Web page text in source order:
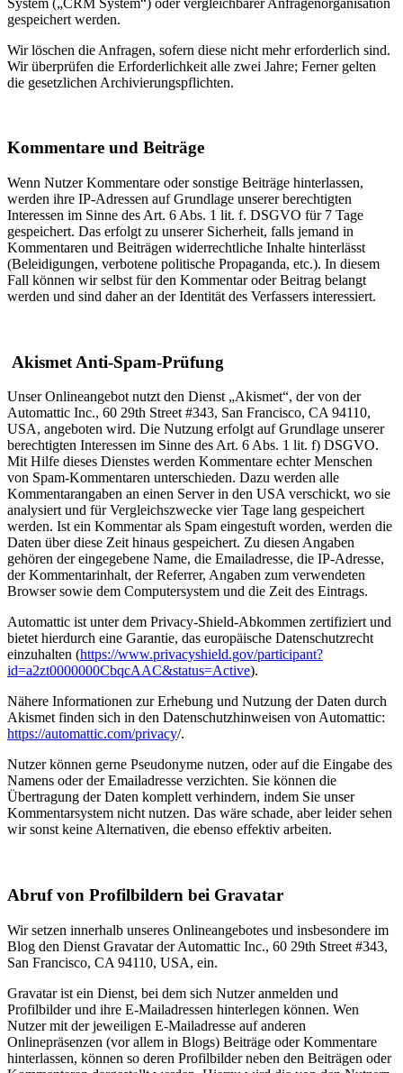
gespeichert werden.
Wir löschen die Anfragen, sofern diese nicht mehr erforderlich sind.
Wir überprüfen die Erforderlichkeit alle zwei Jahre; Ferner gelten
die gesetzlichen Archivierungspflichten.
Kommentare und Beiträge
Wenn Nutzer Kommentare oder sonstige Beiträge hinterlassen,
werden ihre IP-Adressen auf Grundlage unserer berechtigten
Interessen im Sinne des Art. 6 Abs. 1 lit. f. DSGVO für 7 Tage
gespeichert. Das erfolgt zu unserer Sicherheit, falls jemand in
Kommentaren und Beiträgen widerrechtliche Inhalte hinterlässt
(Beleidigungen, verbotene politische Propaganda, etc.). In diesem
Fall können wir selbst für den Kommentar oder Beitrag belangt
werden und sind daher an der Identität des Verfassers interessiert.
Akismet Anti-Spam-Prüfung
Unser Onlineangebot nutzt den Dienst „Akismet“, der von der
Automattic Inc., 60 29th Street #343, San Francisco, CA 94110,
USA, angeboten wird. Die Nutzung erfolgt auf Grundlage unserer
berechtigten Interessen im Sinne des Art. 6 Abs. 1 lit. f) DSGVO.
Mit Hilfe dieses Dienstes werden Kommentare echter Menschen
von Spam-Kommentaren unterschieden. Dazu werden alle
Kommentarangaben an einen Server in den USA verschickt, wo sie
analysiert und für Vergleichszwecke vier Tage lang gespeichert
werden. Ist ein Kommentar als Spam eingestuft worden, werden die
Daten über diese Zeit hinaus gespeichert. Zu diesen Angaben
gehören der eingegebene Name, die Emailadresse, die IP-Adresse,
der Kommentarinhalt, der Referrer, Angaben zum verwendeten
Browser sowie dem Computersystem und die Zeit des Eintrags.
Automattic ist unter dem Privacy-Shield-Abkommen zertifiziert und
bietet hierdurch eine Garantie, das europäische Datenschutzrecht
einzuhalten (https://www.privacyshield.gov/participant?
id=a2zt0000000CbqcAAC&status=Active).
Nähere Informationen zur Erhebung und Nutzung der Daten durch
Akismet finden sich in den Datenschutzhinweisen von Automattic:
https://automattic.com/privacy/.
Nutzer können gerne Pseudonyme nutzen, oder auf die Eingabe des
Namens oder der Emailadresse verzichten. Sie können die
Übertragung der Daten komplett verhindern, indem Sie unser
Kommentarsystem nicht nutzen. Das wäre schade, aber leider sehen
wir sonst keine Alternativen, die ebenso effektiv arbeiten.
Abruf von Profilbildern bei Gravatar
Wir setzen innerhalb unseres Onlineangebotes und insbesondere im
Blog den Dienst Gravatar der Automattic Inc., 60 29th Street #343,
San Francisco, CA 94110, USA, ein.
Gravatar ist ein Dienst, bei dem sich Nutzer anmelden und
Profilbilder und ihre E-Mailadressen hinterlegen können. Wen
Nutzer mit der jeweiligen E-Mailadresse auf anderen
Onlinepräsenzen (vor allem in Blogs) Beiträge oder Kommentare
hinterlassen, können so deren Profilbilder neben den Beiträgen oder